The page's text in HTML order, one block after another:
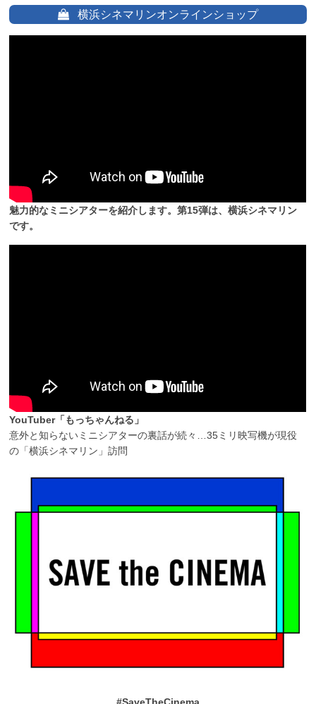
横浜シネマリンオンラインショップ
魅力的なミニシアターを紹介します。第15弾は、横浜シネマリン
です。
YouTuber「もっちゃんねる」
意外と知らないミニシアターの裏話が続々…35ミリ映写機が現役
の「横浜シネマリン」訪問
#SaveTheCinema